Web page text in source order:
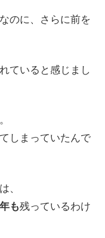
のに、さらに前を
ていると感じまし
しまっていたんで
、
も残っているわけ